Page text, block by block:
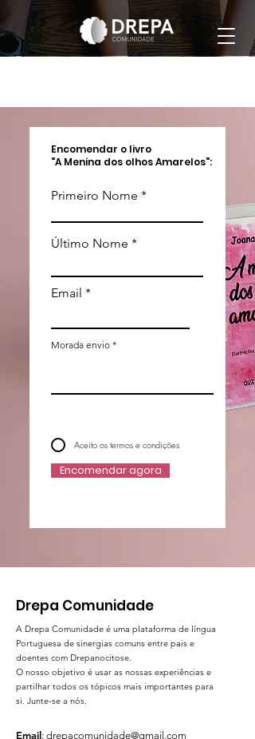
Encomendar o livro
"A Menina dos olhos Amarelos":
Primeiro Nome
Último Nome
Email
Morada envio
Aceito os termos e condições
Encomendar agora
Drepa Comunidade
A Drepa Comunidade é uma plataforma de língua
Portuguesa de sinergias comuns entre pais e
doentes com Drepanocitose.
O nosso objetivo é usar as nossas experiências e
partilhar todos os tópicos mais importantes para
si. Junte-se a nós.
Email: drepacomunidade@gmail.com